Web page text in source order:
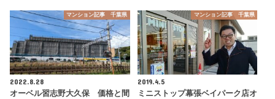
マンション記事 千葉県
2022.8.28
オーベル習志野大久保 価格と間
マンション記事 千葉県
2019.4.5
ミニストップ幕張ベイパーク店オ